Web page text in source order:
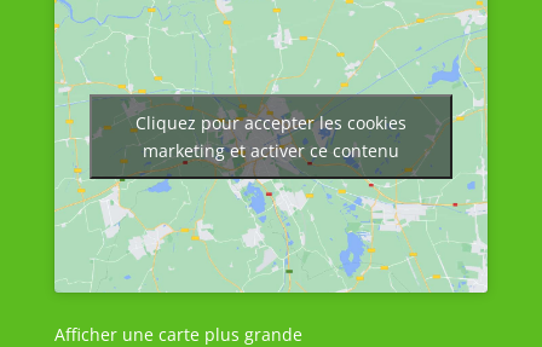
Cliquez pour accepter les cookies
marketing et activer ce contenu
Afficher une carte plus grande